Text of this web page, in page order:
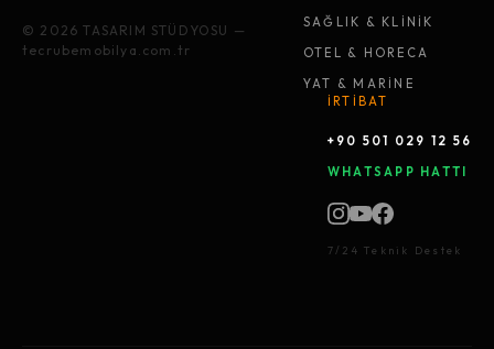
© 2026 TASARIM STÜDYOSU —
tecrubemobilya.com.tr
SAĞLIK & KLİNİK
OTEL & HORECA
YAT & MARİNE
İRTİBAT
+90 501 029 12 56
WHATSAPP HATTI
7/24 Teknik Destek